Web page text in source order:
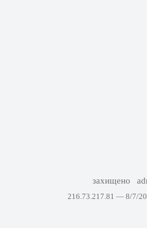
захищено
216.73.217.81 — 8/7/